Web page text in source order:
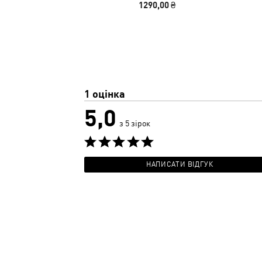
1290,00 ₴
1 оцінка
5,0 з 5 зірок
НАПИСАТИ ВІДГУК